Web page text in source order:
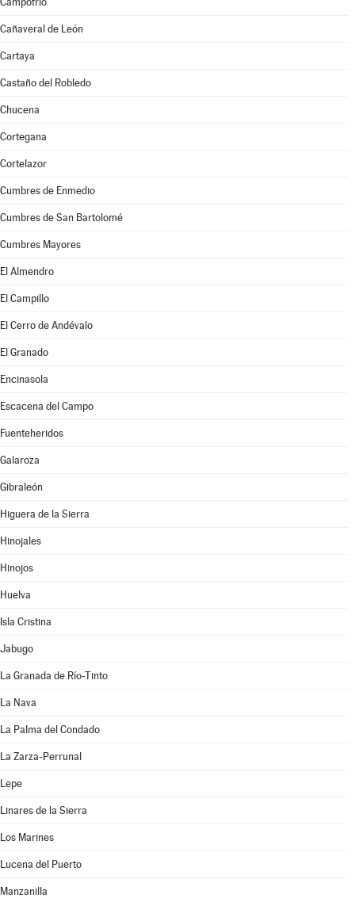
Cañaveral de León
Cartaya
Castaño del Robledo
Chucena
Cortegana
Cortelazor
Cumbres de Enmedio
Cumbres de San Bartolomé
Cumbres Mayores
El Almendro
El Campillo
El Cerro de Andévalo
El Granado
Encinasola
Escacena del Campo
Fuenteheridos
Galaroza
Gibraleón
Higuera de la Sierra
Hinojales
Hinojos
Huelva
Isla Cristina
Jabugo
La Granada de Río-Tinto
La Nava
La Palma del Condado
La Zarza-Perrunal
Lepe
Linares de la Sierra
Los Marines
Lucena del Puerto
Manzanilla